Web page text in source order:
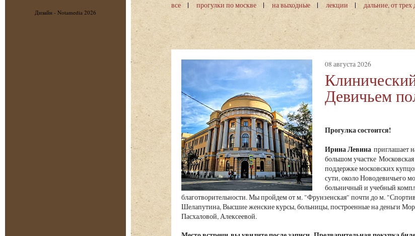
Дизайн - Notamedia 2026
все прогулки по москве на выходные лекции дальние, от трех
08 августа 2026
Девичьем
Прогулка состоится!
Ирина Левина приглашает
большом участке
поддержке московских
сути, около Новодевичьего
больничный и учебный
благотворительности. Мы пройдем от м. "Фрунзенская" почти до м.
Шелапутина, Высшие женские курсы, больницы, построенные на деньги
Пасхаловой, Алексеевой.